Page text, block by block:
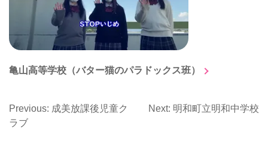
亀山高等学校（バター猫のパラドックス班）
投
Previous: 成美放課後児童ク
ラブ
Next: 明和町立明和中学校